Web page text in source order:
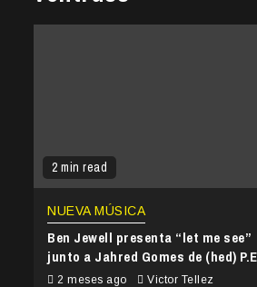
2 min read
NUEVA MÚSICA
Ben Jewell presenta “let me see”
junto a Jahred Gomes de (hed) P.E
2 meses ago Victor Tellez